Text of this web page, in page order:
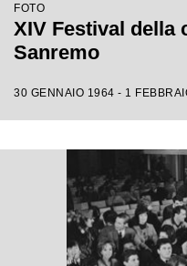
FOTO
XIV Festival della
Sanremo
30 GENNAIO 1964 - 1